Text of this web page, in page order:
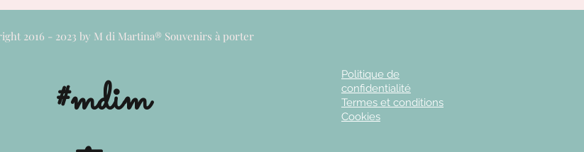
2016 - 2023 by M di Martina® Souvenirs à porter
#mdim
Politique de
confidentialité
Termes et conditions
Cookies